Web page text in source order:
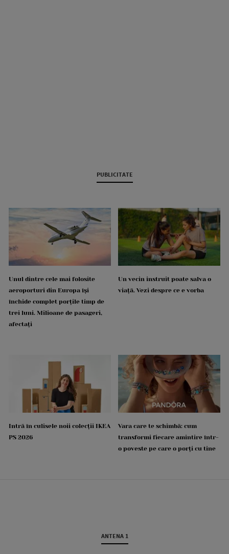
PUBLICITATE
Unul dintre cele mai folosite
aeroporturi din Europa își
închide complet porțile timp de
trei luni. Milioane de pasageri,
afectați
Un vecin instruit poate salva o
viață. Vezi despre ce e vorba
Intră în culisele noii colecții IKEA
PS 2026
Vara care te schimbă: cum
transformi fiecare amintire într-
o poveste pe care o porți cu tine
ANTENA 1